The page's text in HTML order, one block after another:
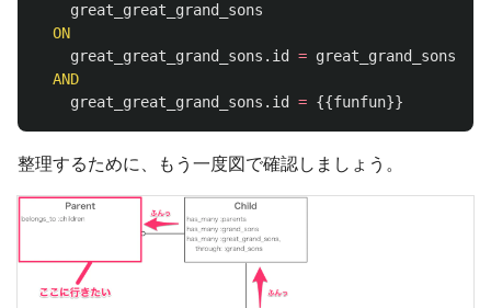
great_great_grand_sons
ON
great_great_grand_sons . id = great_grand_sons
AND
great_great_grand_sons . id = {{funfun}}
整理するために、もう一度図で確認しましょう。